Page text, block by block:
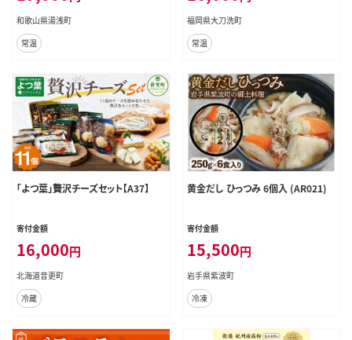
和歌山県湯浅町
常温
福岡県大刀洗町
常温
「よつ葉」贅沢チーズセット【A37】
寄付金額
16,000円
北海道音更町
冷蔵
黄金だし ひっつみ 6個入 (AR021)
寄付金額
15,500円
岩手県紫波町
冷凍